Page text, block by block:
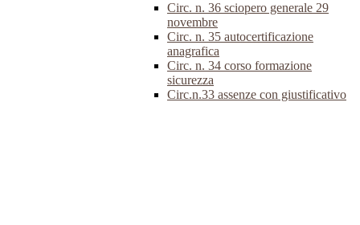
Circ. n. 36 sciopero generale 29
novembre
Circ. n. 35 autocertificazione
anagrafica
Circ. n. 34 corso formazione
sicurezza
Circ.n.33 assenze con giustificativo